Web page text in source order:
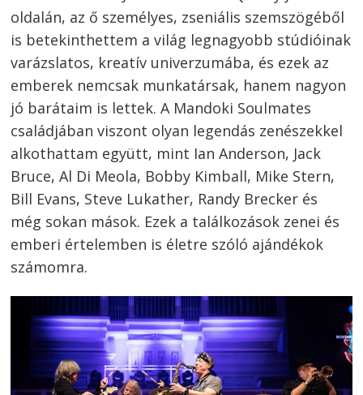
oldalán, az ő személyes, zseniális szemszögéből
is betekinthettem a világ legnagyobb stúdióinak
varázslatos, kreatív univerzumába, és ezek az
emberek nemcsak munkatársak, hanem nagyon
jó barátaim is lettek. A Mandoki Soulmates
családjában viszont olyan legendás zenészekkel
alkothattam együtt, mint Ian Anderson, Jack
Bruce, Al Di Meola, Bobby Kimball, Mike Stern,
Bill Evans, Steve Lukather, Randy Brecker és
még sokan mások. Ezek a találkozások zenei és
emberi értelemben is életre szóló ajándékok
számomra.